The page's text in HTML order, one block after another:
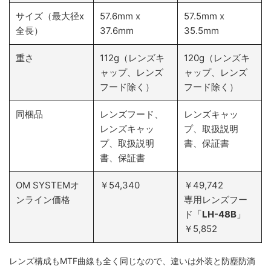
サイズ（最大径x
全長）
57.6mm x
37.6mm
57.5mm x
35.5mm
重さ
112g（レンズキ
ャップ、レンズ
フード除く）
120g（レンズキ
ャップ、レンズ
フード除く）
同梱品
レンズフード、
レンズキャッ
プ、取扱説明
書、保証書
レンズキャッ
プ、取扱説明
書、保証書
OM SYSTEMオ
ンライン価格
￥54,340
￥49,742
専用レンズフー
ド「LH-48B 」
￥5,852
レンズ構成もMTF曲線も全く同じなので、違いは外装と防塵防滴